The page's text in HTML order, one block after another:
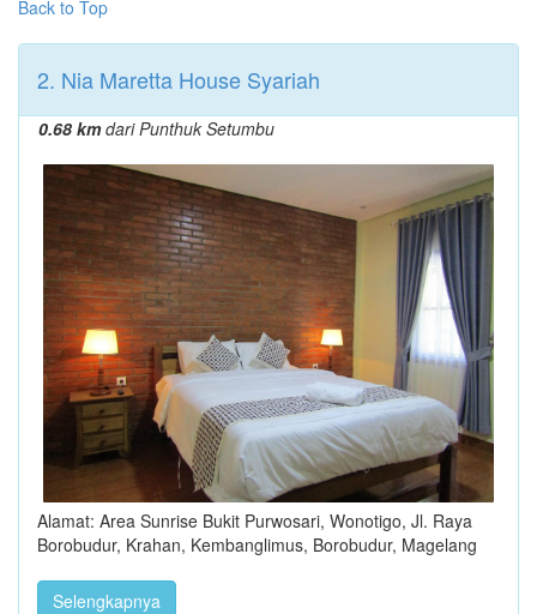
Back to Top
2. Nia Maretta House Syariah
0.68 kmdari Punthuk Setumbu
Alamat: Area Sunrise Bukit Purwosari, Wonotigo, Jl. Raya
Borobudur, Krahan, Kembanglimus, Borobudur, Magelang
Selengkapnya